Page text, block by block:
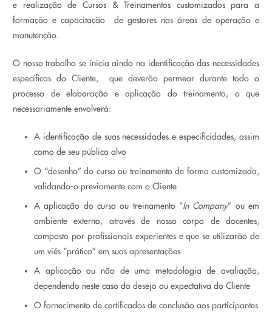
e realização de Cursos & Treinamentos customizados para a
formação e capacitação de gestores nas áreas de operação e
manutenção.
O nosso trabalho se inicia ainda na identificação das necessidades
específicas do Cliente, que deverão permear durante todo o
processo de elaboração e aplicação do treinamento, o que
necessariamente envolverá:
A identificação de suas necessidades e especificidades, assim
como de seu público alvo
O “desenho” do curso ou treinamento de forma customizada,
validando-o previamente com o Cliente
A aplicação do curso ou treinamento “In Company” ou em
ambiente externo, através de nosso corpo de docentes,
composto por profissionais experientes e que se utilizarão de
um viés “prático” em suas apresentações
A aplicação ou não de uma metodologia de avaliação,
dependendo neste caso do desejo ou expectativa do Cliente
O fornecimento de certificados de conclusão aos participantes